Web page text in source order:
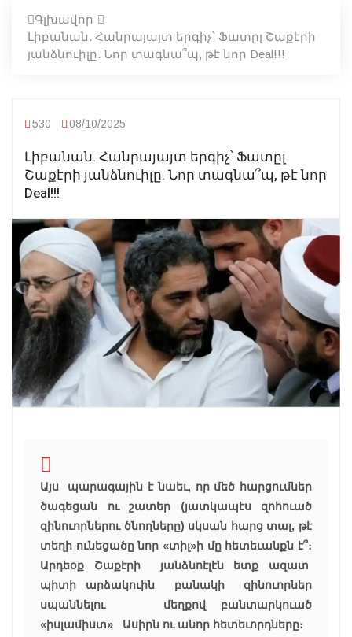
Գլխավոր
Լիբանան. Հանրայայտ երգիչ՝ Ֆատըլ Շաքէրի
յանձնուիլը. Նոր տագնա՞պ, թէ նոր Deal!!!
530 08/10/2025
Լիբանան. Հանրայայտ երգիչ՝ Ֆատըլ
Շաքէրի յանձնուիլը. Նոր տագնա՞պ, թէ նոր
Deal!!!
Այս պարագային է նաեւ, որ մեծ հարցումներ
ծագեցան ու շատեր (յատկապէս զոհուած
զինուորներու ծնողները) սկսան հարց տալ, թէ
տեղի ունեցածը նոր «տիլ»ի մը հետեւանքն է՞։
Արդեօք Շաքէրի յանձնոէլէն ետք ազատ
պիտի արձակուին բանակի զինուորներ
սպաննելու մեղքով բանտարկուած
«իսլամիստ» Ասիրն ու անոր հետեւորդները։